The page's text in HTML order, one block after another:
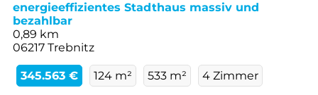
energieeffizientes Stadthaus massiv und
bezahlbar
0,89 km
06217 Trebnitz
345.563 € 124 m² 533 m² 4 Zimmer